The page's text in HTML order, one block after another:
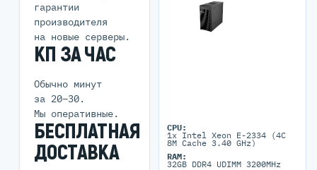
гарантии
производителя
на новые серверы.
КП ЗА ЧАС
Обычно минут
за 20–30.
Мы оперативные.
БЕСПЛАТНАЯ
ДОСТАВКА
CPU:
1x Intel Xeon E-2334 (4C
8M Cache 3.40 GHz)
RAM:
32GB DDR4 UDIMM 3200MHz